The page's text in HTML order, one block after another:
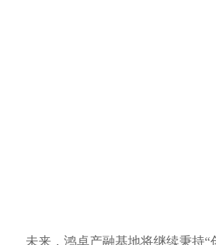
未来，鸿卓产融基地将继续秉持